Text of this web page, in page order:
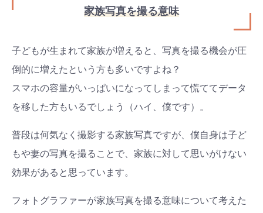
家族写真を撮る意味
子どもが生まれて家族が増えると、写真を撮る機会が圧
倒的に増えたという方も多いですよね？
スマホの容量がいっぱいになってしまって慌ててデータ
を移した方もいるでしょう（ハイ、僕です）。
普段は何気なく撮影する家族写真ですが、僕自身は子ど
もや妻の写真を撮ることで、家族に対して思いがけない
効果があると思っています。
フォトグラファーが家族写真を撮る意味について考えた